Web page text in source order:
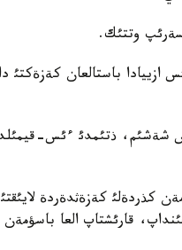
وتتئك.
باستالعان كةزةكتئ
شةشئم، ذتئمدئ ءئس-
كذردةلئ كةزةثدةردة
قارئشتاپ العا